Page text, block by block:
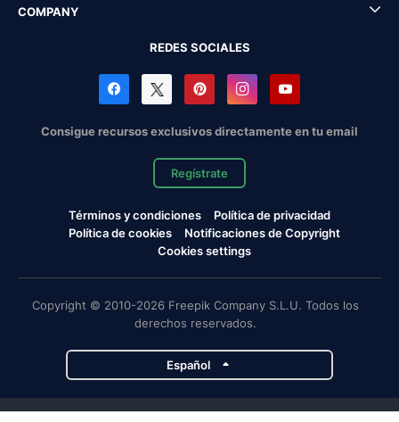
COMPANY
REDES SOCIALES
Consigue recursos exclusivos directamente en tu email
Regístrate
Términos y condiciones
Política de privacidad
Política de cookies
Notificaciones de Copyright
Cookies settings
Copyright © 2010-2026 Freepik Company S.L.U. Todos los
derechos reservados.
Español